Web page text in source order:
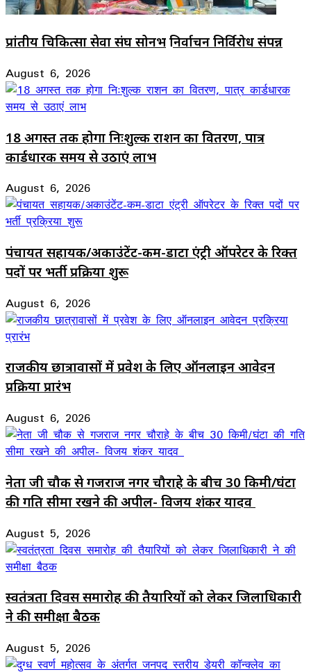
प्रांतीय चिकित्सा सेवा संघ सोनभद्र निर्वाचन निर्विरोध संपन्न
August 6, 2026
18 अगस्त तक होगा निःशुल्क राशन का वितरण, पात्र
कार्डधारक समय से उठाएं लाभ
August 6, 2026
पंचायत सहायक/अकाउंटेंट-कम-डाटा एंट्री ऑपरेटर के रिक्त
पदों पर भर्ती प्रक्रिया शुरू
August 6, 2026
राजकीय छात्रावासों में प्रवेश के लिए ऑनलाइन आवेदन
प्रक्रिया प्रारंभ
August 6, 2026
नेता जी चौक से गजराज नगर चौराहे के बीच 30 किमी/घंटा
की गति सीमा रखने की अपील- विजय शंकर यादव
August 5, 2026
स्वतंत्रता दिवस समारोह की तैयारियों को लेकर जिलाधिकारी
ने की समीक्षा बैठक
August 5, 2026